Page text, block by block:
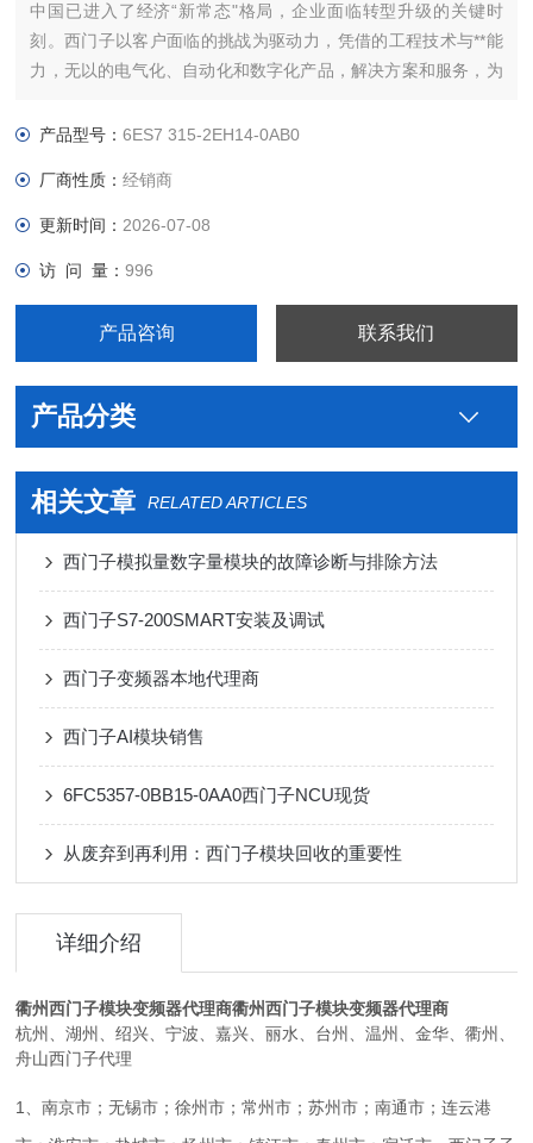
中国已进入了经济“新常态"格局，企业面临转型升级的关键时
刻。西门子以客户面临的挑战为驱动力，凭借的工程技术与**能
力，无以的电气化、自动化和数字化产品，解决方案和服务，为
可持续的发展。我们将这种力量称之为“博大精深，同心致远"。
产品型号：6ES7 315-2EH14-0AB0
厂商性质：经销商
更新时间： 2026-07-08
访 问 量：996
产品咨询 联系我们
产品分类
相关文章 RELATED ARTICLES
西门子模拟量数字量模块的故障诊断与排除方法
西门子S7-200SMART安装及调试
西门子变频器本地代理商
西门子AI模块销售
6FC5357-0BB15-0AA0西门子NCU现货
从废弃到再利用：西门子模块回收的重要性
详细介绍
衢州西门子模块变频器代理商衢州西门子模块变频器代理商
杭州、湖州、绍兴、宁波、嘉兴、丽水、台州、温州、金华、衢州、
舟山西门子代理
1、南京市；无锡市；徐州市；常州市；苏州市；南通市；连云港